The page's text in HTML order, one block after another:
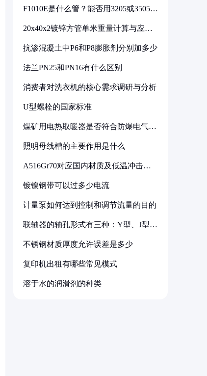
F1010E是什么管？能否用3205或3505代
20x40x2镀锌方管单米重量计算与应用
抗渗混凝土中P6和P8膨胀剂分别加多少
法兰PN25和PN16有什么区别
消费者对洗衣机的核心需求调研与分析
U型螺栓的国家标准
煤矿用电热取暖器是否符合防爆电气设
照明母线槽的主要作用是什么
A516Gr70对应国内材质及低温冲击要
镀镍钢带可以过多少电流
计量泵如何达到控制和调节流量的目的
联轴器的轴孔形式有三种：Y型、J型、
不锈钢材质厚度允许误差是多少
复印机出租有哪些常见模式
溶于水的润滑剂的种类